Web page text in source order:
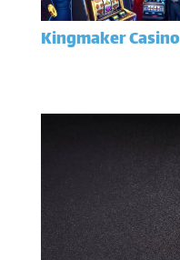
Kingmaker Casino